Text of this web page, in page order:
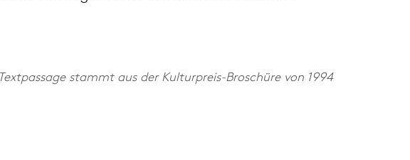
stammt aus der Kulturpreis-Broschüre von 1994